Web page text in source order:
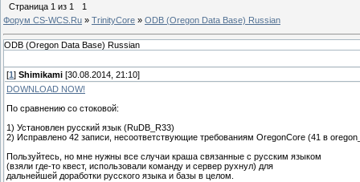
Страница 1 из 1
1
Форум CS-WCS.Ru » TrinityCore » ODB (Oregon Data Base) Russian
ODB (Oregon Data Base) Russian
[1 ] Shimikami [30.08.2014, 21:10]
DOWNLOAD NOW!
По сравнению со стоковой:
1) Установлен русский язык (RuDB_R33)
2) Исправлено 42 записи, несоответствующие требованиям OregonCore (41 в
Пользуйтесь, но мне нужны все случаи краша связанные с русским языком
(взяли где-то квест, использовали команду и сервер рухнул) для
дальнейшей доработки русского языка и базы в целом.